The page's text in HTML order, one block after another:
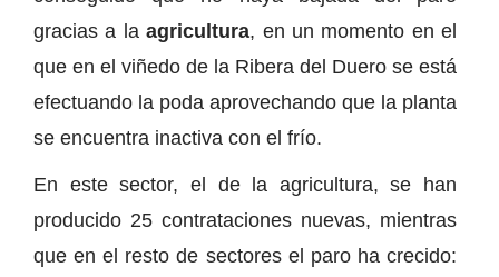
gracias a laagricultura, en un momento en el
que en el viñedo de la Ribera del Duero se está
efectuando la poda aprovechando que la planta
se encuentra inactiva con el frío.
En este sector, el de la agricultura, se han
producido 25 contrataciones nuevas, mientras
que en el resto de sectores el paro ha crecido: